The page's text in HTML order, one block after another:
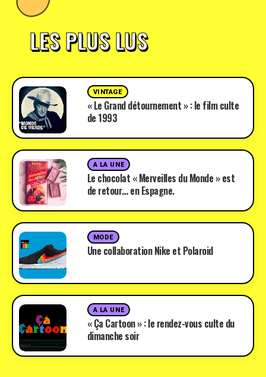
LES PLUS LUS
VINTAGE
« Le Grand détournement » : le film culte
de 1993
A LA UNE
Le chocolat « Merveilles du Monde » est
de retour… en Espagne.
MODE
Une collaboration Nike et Polaroid
A LA UNE
« Ça Cartoon » : le rendez-vous culte du
dimanche soir